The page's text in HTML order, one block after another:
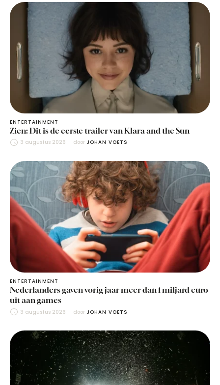
ENTERTAINMENT
Zien: Dit is de eerste trailer van Klara and the Sun
3 augustus 2026 door JOHAN VOETS
ENTERTAINMENT
Nederlanders gaven vorig jaar meer dan 1 miljard euro
uit aan games
3 augustus 2026 door JOHAN VOETS